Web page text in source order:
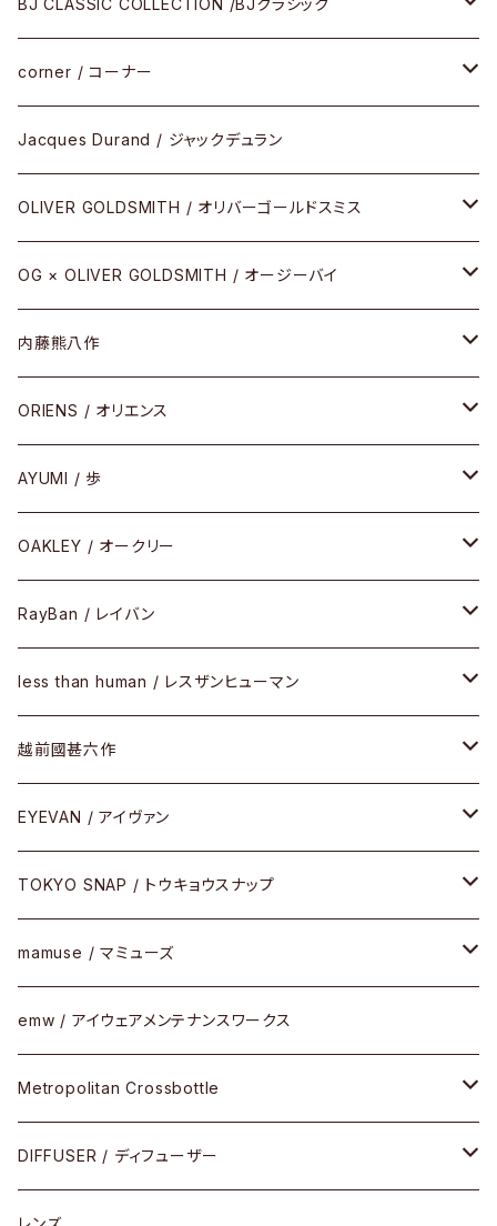
サングラス
アパレル
その他
BJ CLASSIC COLLECTION /BJクラシック
CELLULOID（CRAFTSMAN EDITION）
SHINBARI（CRAFTSMAN EDITION）
URUSHI（CRAFTSMAN EDITION）
REVIVAL EDITION
HEAVY EDITION
COMBI （コンビシリーズ）
PREMIUM（プレミアムシリーズ）
PLASTIC（プラスティックシリーズ）
SIRMONT（サーモントシリーズ）
SUNSHIFT
ケア用品
corner / コーナー
リサーチシリーズ
サブリメイションシリーズ
Jacques Durand / ジャックデュラン
OLIVER GOLDSMITH / オリバーゴールドスミス
メタル
セル
コンビ
OG × OLIVER GOLDSMITH / オージーバイ
メタル
セル
コンビ
内藤熊八作
セル
メタル
コンビ
ORIENS / オリエンス
セルフレーム
メタルフレーム
その他
AYUMI / 歩
セルフレーム
OAKLEY / オークリー
メガネフレーム
サングラス
Frogskins(フロッグスキン )
Latch(ラッチ)
その他
修理
小物
RayBan / レイバン
メガネフレーム
サングラス
その他
less than human / レスザンヒューマン
メガネフレーム
サングラス
その他
越前國甚六作
セルフレーム
メタルフレーム
コンビフレーム
EYEVAN / アイヴァン
メガネ
サングラス
その他
TOKYO SNAP / トウキョウスナップ
セルフレーム
メタルフレーム
コンビネーション
mamuse / マミューズ
セル
メタル
コンビ
emw / アイウェアメンテナンスワークス
Metropolitan Crossbottle
30cm×30cm
18cm×13cm
DIFFUSER / ディフューザー
グラスコード